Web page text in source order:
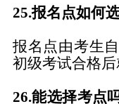
25.报名 点如何
报名点由考生
初级考试合格
26.能选择考点